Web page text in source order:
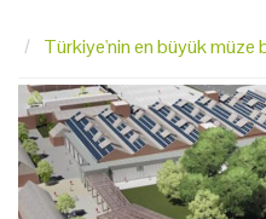
Türkiye'nin en büyük müze